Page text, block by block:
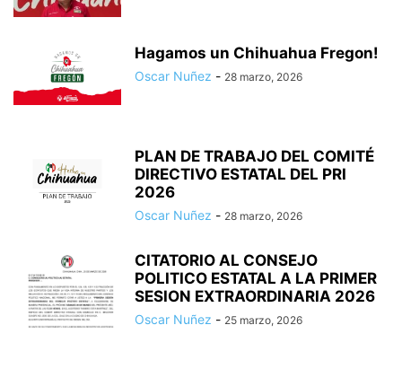
Hagamos un Chihuahua Fregon!
Oscar Nuñez - 28 marzo, 2026
PLAN DE TRABAJO DEL COMITÉ
DIRECTIVO ESTATAL DEL PRI
2026
Oscar Nuñez - 28 marzo, 2026
CITATORIO AL CONSEJO
POLITICO ESTATAL A LA PRIMER
SESION EXTRAORDINARIA 2026
Oscar Nuñez - 25 marzo, 2026